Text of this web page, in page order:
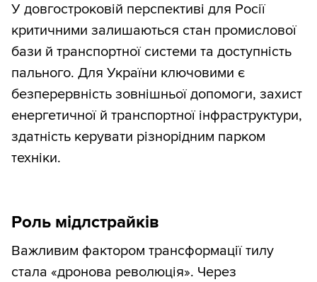
У довгостроковій перспективі для Росії
критичними залишаються стан промислової
бази й транспортної системи та доступність
пального. Для України ключовими є
безперервність зовнішньої допомоги, захист
енергетичної й транспортної інфраструктури,
здатність керувати різнорідним парком
техніки.
Роль мідлстрайків
Важливим фактором трансформації тилу
стала «дронова революція». Через